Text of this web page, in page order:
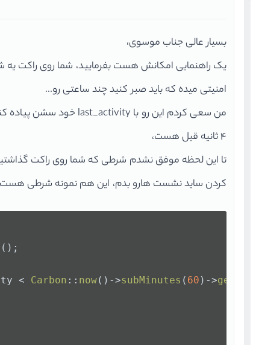
بسیار عالی جناب موسوی،
یک راهنمایی امکانش هست بفرمایید، شما روی راکت یه
امنیتی میده که باید صبر کنید چند ساعتی رو...
۴ ثانیه قبل هست،
تا این لحظه موفق نشدم شرطی که شما روی راکت گذاشتید
کردن ساید نشست هارو بدم، این هم نمونه شرطی هست که من چک می
();
< Carbon :: now()->subMinutes ( 60 )->